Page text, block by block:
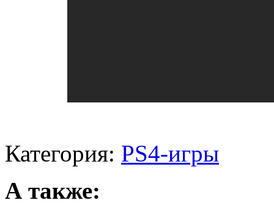
Категория: PS4-игры
А также: